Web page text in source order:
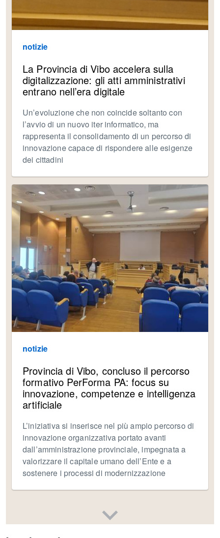
notizie
La Provincia di Vibo accelera sulla
digitalizzazione: gli atti amministrativi
entrano nell’era digitale
Un’evoluzione che non coincide soltanto con
l’avvio di un nuovo iter informatico, ma
rappresenta il consolidamento di un percorso di
innovazione capace di rispondere alle esigenze
dei cittadini
notizie
Provincia di Vibo, concluso il percorso
formativo PerForma PA: focus su
innovazione, competenze e intelligenza
artificiale
L’iniziativa si inserisce nel più ampio percorso di
innovazione organizzativa portato avanti
dall’amministrazione provinciale, impegnata a
valorizzare il capitale umano dell’Ente e a
sostenere i processi di modernizzazione